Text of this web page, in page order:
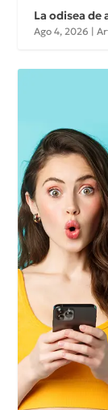
La odisea de
Ago 4, 2026 |